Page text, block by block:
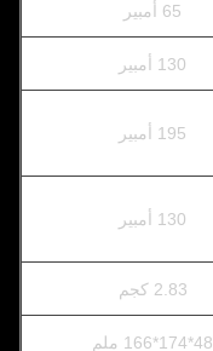
65 أمبير
130 أمبير
195 أمبير
130 أمبير
2.83 كجم
48*174*166 ملم